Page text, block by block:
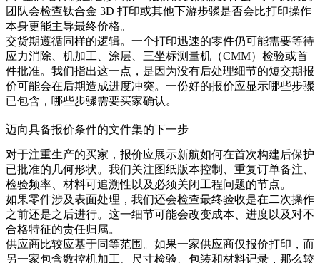
团队会检查钛合金 3D 打印或其他下游步骤是否会比打印操作
本身更能主导最终价格。
交货期遵循同样的逻辑。一个打印迅速的零件仍可能需要等待
应力消除、机加工、涂层、三坐标测量机（CMM）检验或首
件批准。我们指出这一点，是因为没有后处理细节的短交期报
价可能会在后期造成进度冲突。一份好的报价应显示哪些步骤
已包含，哪些步骤需要买家确认。
迈向具备报价条件的文件集的下一步
对于注重生产的买家，报价应展示新航如何在首次构建后保护
已批准的几何形状。我们关注图纸版本控制、重复订单备注、
检验频率、材料可追溯性以及必须关闭工程问题的节点。
如果零件涉及表面处理 ，我们还会检查最终验收是在二次操作
之前还是之后进行。这一细节可能会改变成本、进度以及对不
合格特征的责任归属。
供应商比较应基于同等范围。如果一家供应商仅报价打印，而
另一家包含数控机加工 、尺寸检验、包装和材料记录，那么较